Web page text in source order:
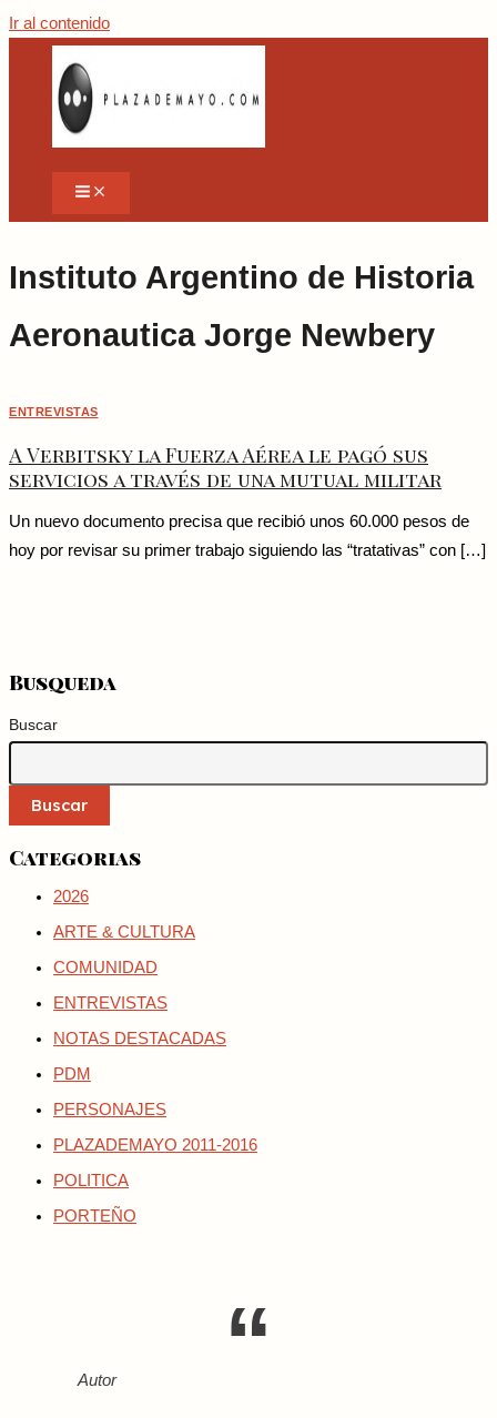
Ir al contenido
Instituto Argentino de Historia
Aeronautica Jorge Newbery
ENTREVISTAS
A Verbitsky la Fuerza Aérea le pagó sus
servicios a través de una mutual militar
Un nuevo documento precisa que recibió unos 60.000 pesos de
hoy por revisar su primer trabajo siguiendo las “tratativas” con […]
Busqueda
Buscar
Buscar
Categorias
2026
ARTE & CULTURA
COMUNIDAD
ENTREVISTAS
NOTAS DESTACADAS
PDM
PERSONAJES
PLAZADEMAYO 2011-2016
POLITICA
PORTEÑO
Autor